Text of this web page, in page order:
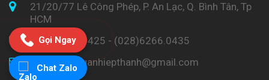
21/20/77 Lê Công Phép, P. An Lạc, Q. Bình Tân, Tp
HCM
(028)6266.0425 - (028)6266.0435
bomnuocthuanhiepthanh@gmail.com
Gọi Ngay
Chat Zalo